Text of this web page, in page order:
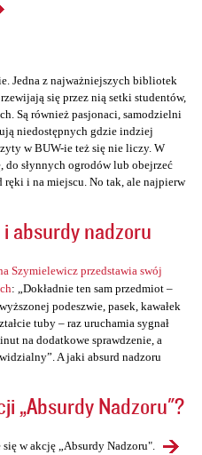
Jedna z najważniejszych bibliotek
się przez nią setki studentów,
Są również pasjonaci, samodzielni
niedostępnych gdzie indziej
w BUW-ie też się nie liczy. W
słynnych ogrodów lub obejrzeć
i na miejscu. No tak, ale najpierw
absurdy nadzoru
Szymielewicz przedstawia swój
: „Dokładnie ten sam przedmiot –
podeszwie, pasek, kawałek
tuby – raz uruchamia sygnał
na dodatkowe sprawdzenie, a
A jaki absurd nadzoru
„Absurdy Nadzoru"?
w akcję „Absurdy Nadzoru".